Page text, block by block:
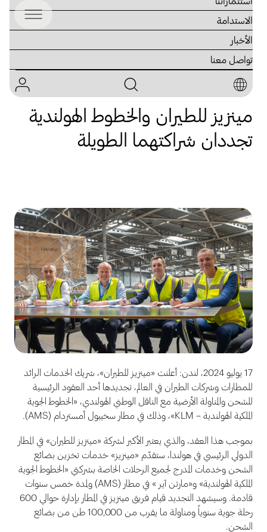
الاستدامة
الأخبار
تواصل معنا
22 يوليو، 2024
مينزيز للطيران والخطوط الهولندية
تجددان شراكتهما الطويلة
17 يوليو 2024، لندن: أعلنت «مينزيز للطيران»، شريك الخدمات الرائد
للمطارات وشركات الطيران في العالم، تجديدها أحد العقود الرئيسية
للشحن والمناولة الأرضية مع الناقل الوطني الهولندي، «الخطوط الجوية
الملكية الهولندية – KLM»، وذلك في مطار سخيبول أمستردام (AMS).
بموجب هذا العقد، والذي يعتبر الأكبر لشركة «مينزيز للطيران» في المطار
الدولي الرئيسي في هولندا، ستقدّم «مينزيز» خدمات تخزين بضائع
الشحن وخدمات المدرج لجميع الرحلات الخاصة بشركتي «الخطوط الجوية
الملكية الهولندية» و«مارتن آير » في مطار (AMS) ولمدة خمس سنوات
قادمة. وسيشهد التجديد قيام فريق مينزيز في المطار بإدارة حوالي 600
رحلة جوية سنوياً ومناولة ما يقرب من 100,000 طن من بضائع
الشحن.